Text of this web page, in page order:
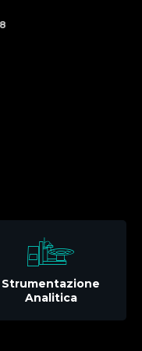
Strumentazione
Analitica